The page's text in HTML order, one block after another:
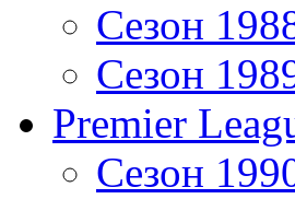
Сезон
Сезон
Premier
Сезон